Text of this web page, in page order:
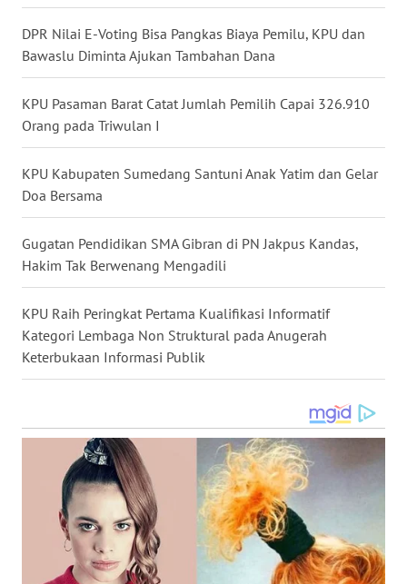
DPR Nilai E-Voting Bisa Pangkas Biaya Pemilu, KPU dan
Bawaslu Diminta Ajukan Tambahan Dana
KPU Pasaman Barat Catat Jumlah Pemilih Capai 326.910
Orang pada Triwulan I
KPU Kabupaten Sumedang Santuni Anak Yatim dan Gelar
Doa Bersama
Gugatan Pendidikan SMA Gibran di PN Jakpus Kandas,
Hakim Tak Berwenang Mengadili
KPU Raih Peringkat Pertama Kualifikasi Informatif
Kategori Lembaga Non Struktural pada Anugerah
Keterbukaan Informasi Publik
WN
KALTARA
WN
KALSEL
WN
KALTIM
WN
SULSEL
WN
WN
MALUKU
WN
MALUT
WN